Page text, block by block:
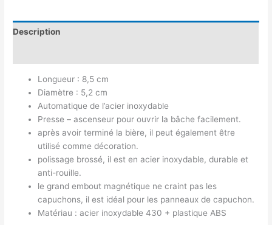
Description
Longueur : 8,5 cm
Diamètre : 5,2 cm
Automatique de l’acier inoxydable
Presse – ascenseur pour ouvrir la bâche facilement.
après avoir terminé la bière, il peut également être
utilisé comme décoration.
polissage brossé, il est en acier inoxydable, durable et
anti-rouille.
le grand embout magnétique ne craint pas les
capuchons, il est idéal pour les panneaux de capuchon.
Matériau : acier inoxydable 430 + plastique ABS